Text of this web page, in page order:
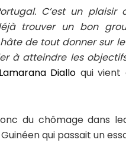
C’est un plaisir
trouver un bon
de tout donner sur
à atteindre les
Diallo qui vient
du chômage dans
qui passait un